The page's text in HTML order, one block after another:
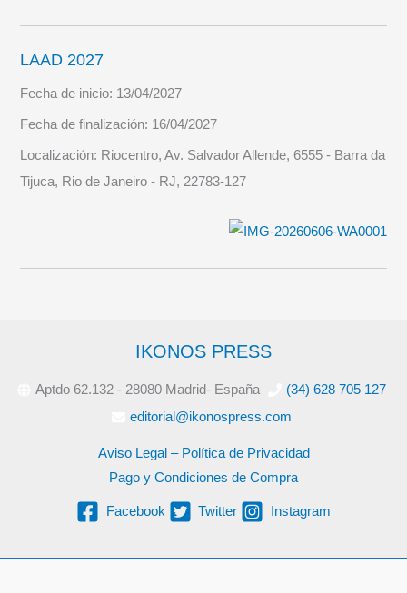
LAAD 2027
Fecha de inicio: 13/04/2027
Fecha de finalización: 16/04/2027
Localización: Riocentro, Av. Salvador Allende, 6555 - Barra da
Tijuca, Rio de Janeiro - RJ, 22783-127
IKONOS PRESS
Aptdo 62.132 - 28080 Madrid- España
(34) 628 705 127
editorial@ikonospress.com
Aviso Legal – Política de Privacidad
Pago y Condiciones de Compra
Facebook Twitter Instagram